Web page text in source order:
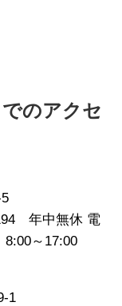
のアクセ
年中無休 電
～17:00
1